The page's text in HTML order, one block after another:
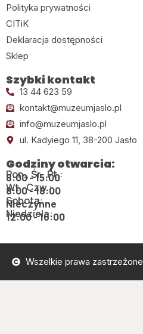
Polityka prywatności
CITiK
Deklaracja dostępności
Sklep
Szybki kontakt
13 44 623 59
kontakt@muzeumjaslo.pl
info@muzeumjaslo.pl
ul. Kadyiego 11, 38-200 Jasło
Godziny otwarcia:
Pon., Śr., Pt.:
8:00 - 15:00
Wt., Czw.:
8:00 - 18:00
Sobota:
Nieczynne
Niedziela:
12:00 - 16:00
Wszelkie prawa zastrzeżone